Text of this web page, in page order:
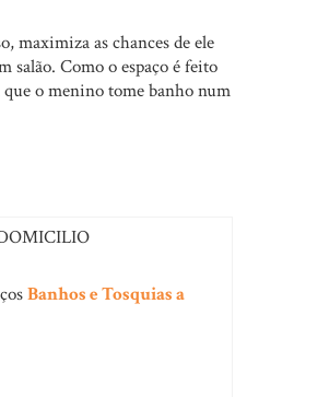
maximiza as chances de ele
salão. Como o espaço é feito
que o menino tome banho num
Banhos e Tosquias a